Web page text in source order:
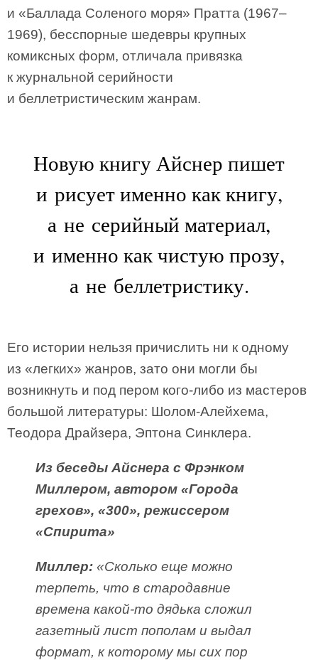
и «Баллада Соленого моря» Пратта (1967–
1969), бесспорные шедевры крупных
комиксных форм, отличала привязка
к журнальной серийности
и беллетристическим жанрам.
Новую книгу Айснер пишет
и рисует именно как книгу,
а не серийный материал,
и именно как чистую прозу,
а не беллетристику.
Его истории нельзя причислить ни к одному
из «легких» жанров, зато они могли бы
возникнуть и под пером кого-либо из мастеров
большой литературы: Шолом-Алейхема,
Теодора Драйзера, Эптона Синклера.
Из беседы Айснера с Фрэнком
Миллером, автором «Города
грехов», «300», режиссером
«Спирита»
Миллер: «Сколько еще можно
терпеть, что в стародавние
времена какой-то дядька сложил
газетный лист пополам и выдал
формат, к которому мы сих пор